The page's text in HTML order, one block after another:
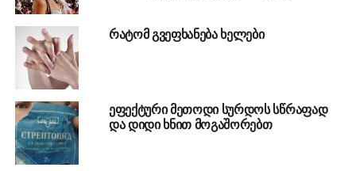
რატომ გვეფხანება ხელები
ეფექტური მეთოდი სურდოს სწრაფად
და დიდი ხნით მოგაშორებთ